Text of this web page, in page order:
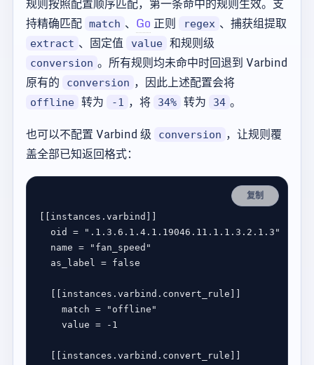
持精确匹配 match 、 Go正则 regex 、捕获组提取
extract 、固定值 value 和规则级
conversion 。所有规则均未命中时回退到 Varbind
原有的
conversion ，因此上述配置会将
offline 转为 -1 ，将 34% 转为 34 。
也可以不配置 Varbind 级
conversion ，让规则覆
盖全部已知返回格式：
复制
instances . varbind
oid
=
".1.3.6.1.4.1.19046.11.1.1.3.2.1.3"
name =
"fan_speed"
as_label = false
instances . varbind . convert_rule
match =
"offline"
value = -1
instances . varbind . convert_rule